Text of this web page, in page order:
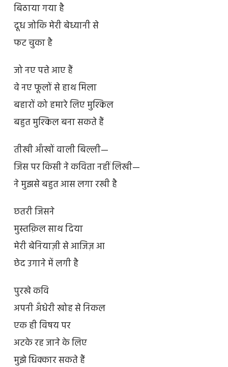
बिठाया गया है
दूध जोकि मेरी बेध्यानी से
फट चुका है
जो नए पत्ते आए हैं
वे नए फूलों से हाथ मिला
बहारों को हमारे लिए मुश्किल
बहुत मुश्किल बना सकते हैं
तीखी आँखों वाली बिल्ली—
जिस पर किसी ने कविता नहीं लिखी—
ने मुझसे बहुत आस लगा रखी है
छतरी जिसने
मुस्तक़िल साथ दिया
मेरी बेनियाज़ी से आजिज़ आ
छेद उगाने में लगी है
पुरखे कवि
अपनी अँधेरी खोह से निकल
एक ही विषय पर
अटके रह जाने के लिए
मुझे धिक्कार सकते हैं